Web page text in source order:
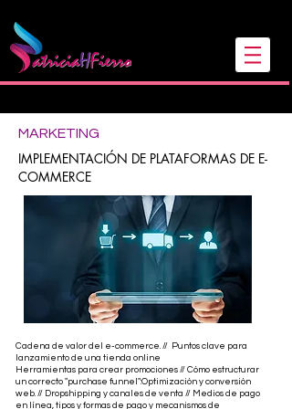
MARKETING
IMPLEMENTACIÓN DE PLATAFORMAS DE E-
COMMERCE
Cadena de valor del e-commerce. // Puntos clave para
lanzamiento de una tienda online
Herramientas para crear promociones // Cómo estructurar
un correcto "purchase funnel":Optimización y conversión
web. // Dropshipping y canales de venta // Medios de pago
en línea, tipos y formas de pago y mecanismos de